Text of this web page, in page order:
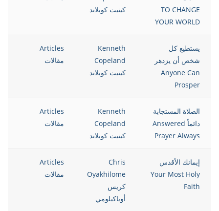
TO CHANGE
YOUR WORLD
كينيث كوبلاند
يستطيع كل
شخص أن يزدهر
Anyone Can
Prosper
Kenneth
Copeland
كينيث كوبلاند
Articles
مقالات
الصلاة المستجابة
دائماً Answered
Prayer Always
Kenneth
Copeland
كينيث كوبلاند
Articles
مقالات
إيمانك الأقدس
Your Most Holy
Faith
Chris
Oyakhilome
كريس
أوياكيلومي
Articles
مقالات